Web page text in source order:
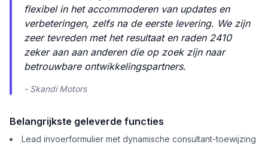
flexibel in het accommoderen van updates en
verbeteringen, zelfs na de eerste levering. We zijn
zeer tevreden met het resultaat en raden 2410
zeker aan aan anderen die op zoek zijn naar
betrouwbare ontwikkelingspartners.
- Skandi Motors
Belangrijkste geleverde functies
Lead invoerformulier met dynamische consultant-toewijzing